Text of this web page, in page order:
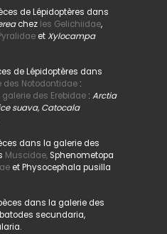
de Lépidoptères dans
chez les Gelichiidae,
etXylocampa
de Lépidoptères dans
des Notodontidae:
galerie des Erebidae: Arctia
suava, Catocala
dans la galerie des
Muscidae,Sphenometopa
et Physocephala pusilla
dans la galerie des
secundaria,